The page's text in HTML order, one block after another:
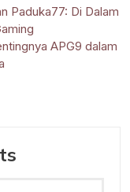
Paduka77: Di Dalam
APG9 dalam